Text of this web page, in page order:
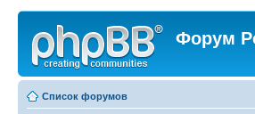
Форум
Список форумов